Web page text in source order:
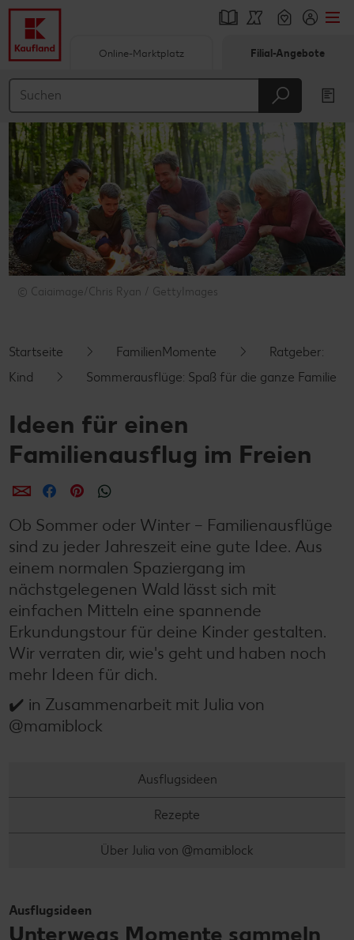
Hauptinhalt
Footer
Schwebender Seitenbereich
Online-Marktplatz Filial-Angebote
© Caiaimage/Chris Ryan / GettyImages
Startseite FamilienMomente
Ratgeber:
Kind
Sommerausflüge: Spaß für die ganze Familie
Ideen für einen
Familienausflug im Freien
per E-Mail teilen
per Facebook teilen
per Pinterest teilen
Ob Sommer oder Winter – Familienausflüge
sind zu jeder Jahreszeit eine gute Idee. Aus
einem normalen Spaziergang im
nächstgelegenen Wald lässt sich mit
einfachen Mitteln eine spannende
Erkundungstour für deine Kinder gestalten.
Wir verraten dir, wie's geht und haben noch
mehr Ideen für dich.
✔️ in Zusammenarbeit mit Julia von
@mamiblock
Ausflugsideen
Rezepte
Über Julia von @mamiblock
Ausflugsideen
Unterwegs Momente sammeln